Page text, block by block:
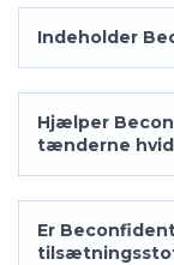
Indeholder
Hjælper
tænderne
Er